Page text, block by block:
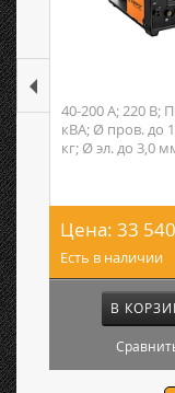
40-200 А; 220 В;
кВА; Ø пров. до
кг; Ø эл. до 3,0
Цена: 33 540
Есть в наличии
В